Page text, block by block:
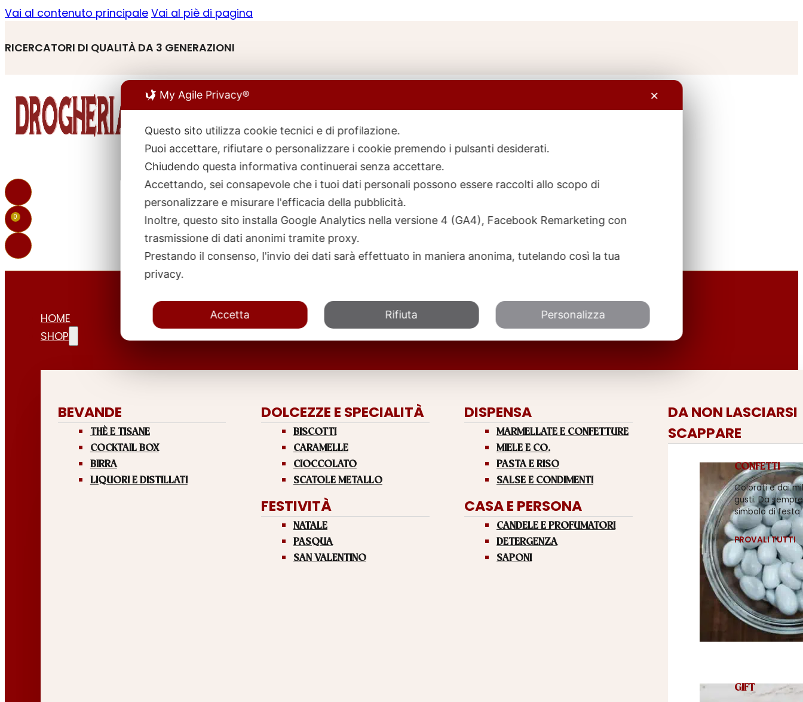
Vai al contenuto principale Vai al piè di pagina
RICERCATORI DI QUALITÀ DA 3 GENERAZIONI
Ricerca
prodotti
0
HOME
SHOP
BEVANDE
THÈ E TISANE
COCKTAIL BOX
BIRRA
LIQUORI E DISTILLATI
DOLCEZZE E SPECIALITÀ
BISCOTTI
CARAMELLE
CIOCCOLATO
SCATOLE METALLO
FESTIVITÀ
NATALE
PASQUA
SAN VALENTINO
DISPENSA
MARMELLATE E CONFETTURE
MIELE E CO.
PASTA E RISO
SALSE E CONDIMENTI
CASA E PERSONA
CANDELE E PROFUMATORI
DETERGENZA
SAPONI
DA NON LASCIARSI
SCAPPARE
CONFETTI
Colorati e dai
gusti. Da sempre
simbolo di festa
PROVALI TUTTI
GIFT
My Agile Privacy® ✕
Questo sito utilizza cookie tecnici e di profilazione.
Puoi accettare, rifiutare o personalizzare i cookie premendo i pulsanti desiderati.
Chiudendo questa informativa continuerai senza accettare.
Accettando, sei consapevole che i tuoi dati personali possono essere raccolti allo scopo di
personalizzare e misurare l'efficacia della pubblicità.
Inoltre, questo sito installa Google Analytics nella versione 4 (GA4), Facebook Remarketing con
trasmissione di dati anonimi tramite proxy.
Prestando il consenso, l'invio dei dati sarà effettuato in maniera anonima, tutelando così la tua
privacy.
Accetta Rifiuta Personalizza